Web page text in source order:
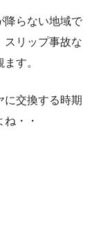
降らない地域で
スリップ事故な
す。
に交換する時期
・・